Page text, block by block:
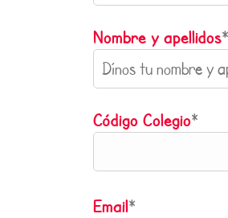
Nombre y apellidos*
Código Colegio*
Email*